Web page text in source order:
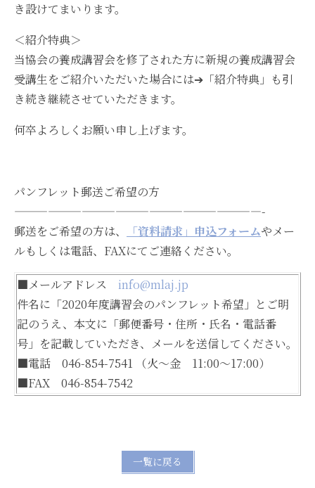
き設けてまいります。
＜紹介特典＞
当協会の養成講習会を修了された方に新規の養成講習会
受講生をご紹介いただいた場合には➔「紹介特典」も引
き続き継続させていただきます。
何卒よろしくお願い申し上げます。
パンフレット郵送ご希望の方
——————————————————————-
郵送をご希望の方は、
「資料請求」申込フォームやメー
ルもしくは電話、FAXにてご連絡ください。
■メールアドレス info@mlaj.jp
件名に「2020年度講習会のパンフレット希望」とご明
記のうえ、本文に「郵便番号・住所・氏名・電話番
号」を記載していただき、メールを送信してください。
■電話 046-854-7541 （火～金 11:00～17:00）
■FAX 046-854-7542
一覧に戻る